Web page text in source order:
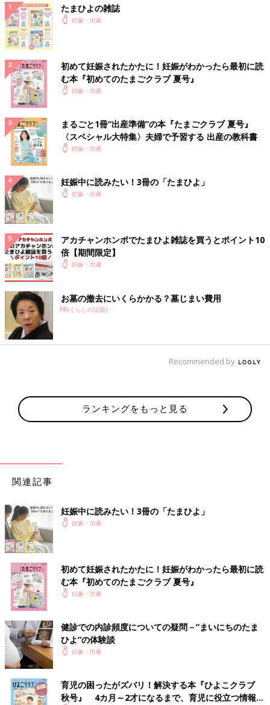
たまひよの雑誌
妊娠・出産
初めて妊娠されたかたに！妊娠がわかったら最初に読
む本『初めてのたまごクラブ 夏号』
妊娠・出産
まるごと1冊“出産準備”の本『たまごクラブ 夏号』
〈スペシャル大特集〉夫婦で予習する 出産の教科書
妊娠・出産
妊娠中に読みたい！3冊の「たまひよ」
妊娠・出産
アカチャンホンポでたまひよ雑誌を買うとポイント10
倍【期間限定】
妊娠・出産
お墓の撤去にいくらかかる？墓じまい費用
PR(くらしの話題)
Recommended by
ランキングをもっと見る
関連記事
妊娠中に読みたい！3冊の「たまひよ」
妊娠・出産
初めて妊娠されたかたに！妊娠がわかったら最初に読
む本『初めてのたまごクラブ 夏号』
妊娠・出産
健診での内診頻度についての疑問－”まいにちのたま
ひよ”の体験談
妊娠・出産
育児の困ったがズバリ！解決する本『ひよこクラブ
秋号』 4カ月～2才になるまで、育児に役立つ情報が